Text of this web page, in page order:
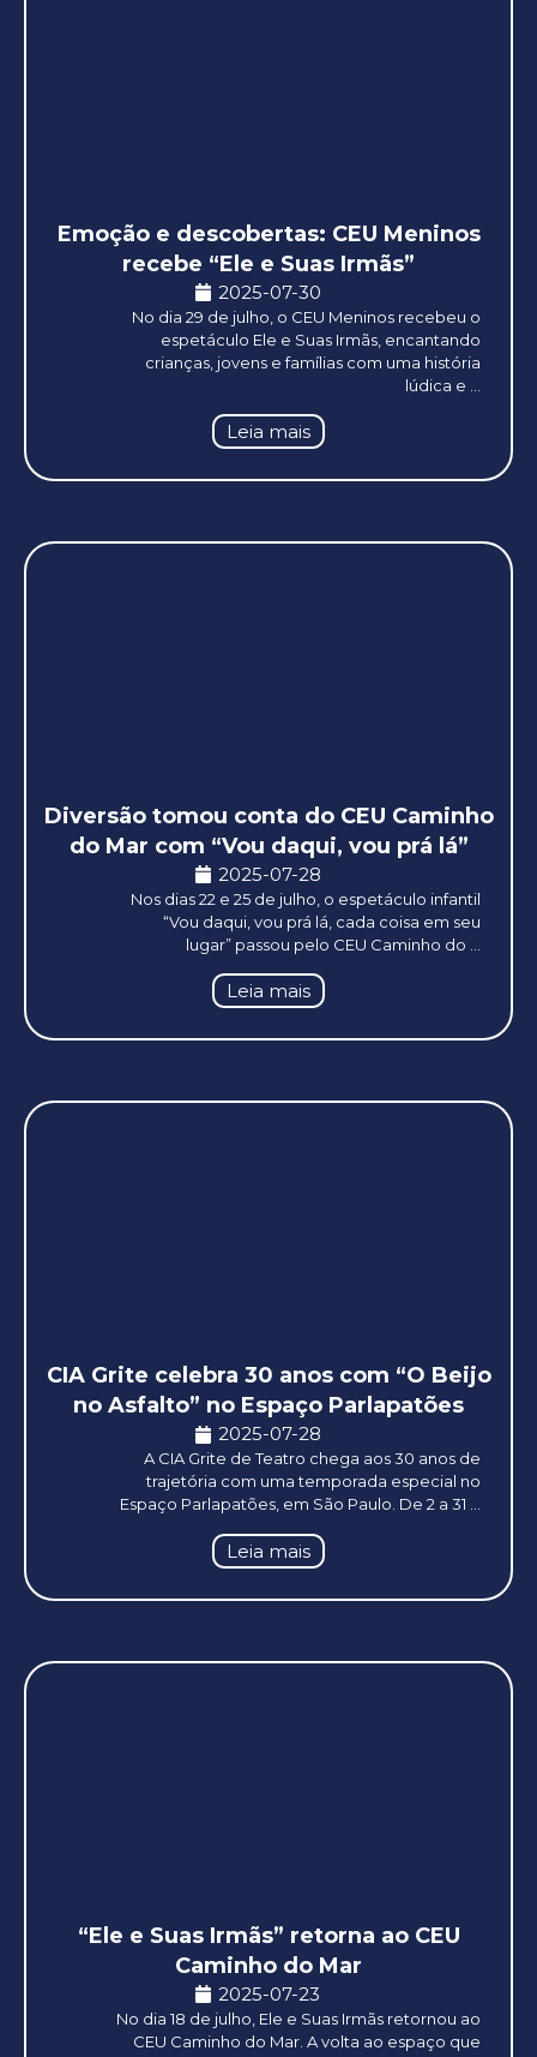
Emoção e descobertas: CEU Meninos
recebe “Ele e Suas Irmãs”
2025-07-30
No dia 29 de julho, o CEU Meninos recebeu o
espetáculo Ele e Suas Irmãs, encantando
crianças, jovens e famílias com uma história
lúdica e ...
Leia mais
Diversão tomou conta do CEU Caminho
do Mar com “Vou daqui, vou prá lá”
2025-07-28
Nos dias 22 e 25 de julho, o espetáculo infantil
“Vou daqui, vou prá lá, cada coisa em seu
lugar” passou pelo CEU Caminho do ...
Leia mais
CIA Grite celebra 30 anos com “O Beijo
no Asfalto” no Espaço Parlapatões
2025-07-28
A CIA Grite de Teatro chega aos 30 anos de
trajetória com uma temporada especial no
Espaço Parlapatões, em São Paulo. De 2 a 31 ...
Leia mais
“Ele e Suas Irmãs” retorna ao CEU
Caminho do Mar
2025-07-23
No dia 18 de julho, Ele e Suas Irmãs retornou ao
CEU Caminho do Mar. A volta ao espaço que